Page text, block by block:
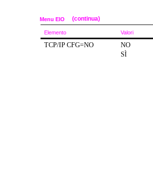
TCP/IP CFG=NO
NO
SÌ
Menu EIO (continua)
Elemento Valori